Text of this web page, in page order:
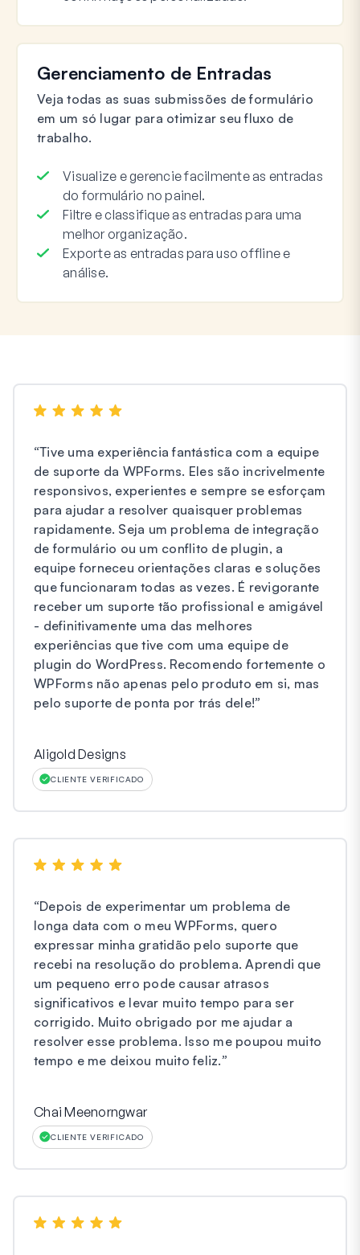
Gerenciamento de Entradas
Veja todas as suas submissões de formulário
em um só lugar para otimizar seu fluxo de
trabalho.
Visualize e gerencie facilmente as entradas
do formulário no painel.
Filtre e classifique as entradas para uma
melhor organização.
Exporte as entradas para uso offline e
análise.
“Tive uma experiência fantástica com a equipe
de suporte da WPForms. Eles são incrivelmente
responsivos, experientes e sempre se esforçam
para ajudar a resolver quaisquer problemas
rapidamente. Seja um problema de integração
de formulário ou um conflito de plugin, a
equipe forneceu orientações claras e soluções
que funcionaram todas as vezes. É revigorante
receber um suporte tão profissional e amigável
- definitivamente uma das melhores
experiências que tive com uma equipe de
plugin do WordPress. Recomendo fortemente o
WPForms não apenas pelo produto em si, mas
pelo suporte de ponta por trás dele!”
Aligold Designs
CLIENTE VERIFICADO
“Depois de experimentar um problema de
longa data com o meu WPForms, quero
expressar minha gratidão pelo suporte que
recebi na resolução do problema. Aprendi que
um pequeno erro pode causar atrasos
significativos e levar muito tempo para ser
corrigido. Muito obrigado por me ajudar a
resolver esse problema. Isso me poupou muito
tempo e me deixou muito feliz.”
Chai Meenorngwar
CLIENTE VERIFICADO